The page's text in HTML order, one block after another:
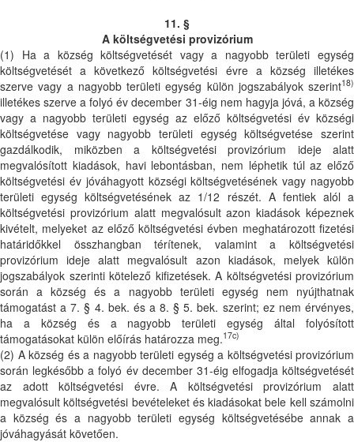
11. §
A költségvetési provizórium
(1) Ha a község költségvetését vagy a nagyobb területi egység
költségvetését a következő költségvetési évre a község illetékes
szerve vagy a nagyobb területi egység külön jogszabályok szerint18)
illetékes szerve a folyó év december 31-éig nem hagyja jóvá, a község
vagy a nagyobb területi egység az előző költségvetési év községi
költségvetése vagy nagyobb területi egység költségvetése szerint
gazdálkodik, miközben a költségvetési provizórium ideje alatt
megvalósított kiadások, havi lebontásban, nem léphetik túl az előző
költségvetési év jóváhagyott községi költségvetésének vagy nagyobb
területi egység költségvetésének az 1/12 részét. A fentiek alól a
költségvetési provizórium alatt megvalósult azon kiadások képeznek
kivételt, melyeket az előző költségvetési évben meghatározott fizetési
határidőkkel összhangban térítenek, valamint a költségvetési
provizórium ideje alatt megvalósult azon kiadások, melyek külön
jogszabályok szerinti kötelező kifizetések. A költségvetési provizórium
során a község és a nagyobb területi egység nem nyújthatnak
támogatást a 7. § 4. bek. és a 8. § 5. bek. szerint; ez nem érvényes,
ha a község és a nagyobb területi egység által folyósított
támogatásokat külön előírás határozza meg.17c)
(2) A község és a nagyobb területi egység a költségvetési provizórium
során legkésőbb a folyó év december 31-éig elfogadja költségvetését
az adott költségvetési évre. A költségvetési provizórium alatt
megvalósult költségvetési bevételeket és kiadásokat bele kell számolni
a község és a nagyobb területi egység költségvetésébe annak a
jóváhagyását követően.